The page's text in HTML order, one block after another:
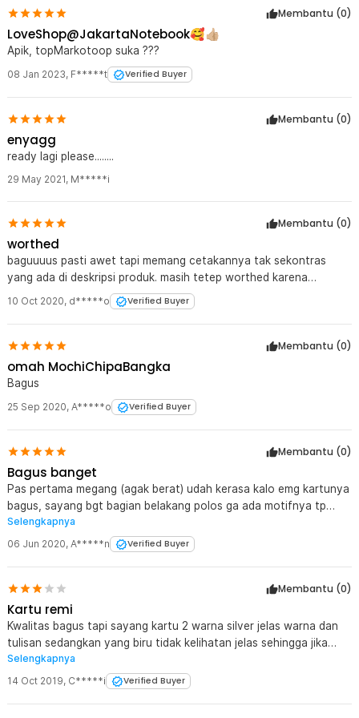
Membantu (0)
LoveShop@JakartaNotebook🥰👍🏼
Apik, topMarkotoop suka ???
08 Jan 2023, F*****t Verified Buyer
Membantu (0)
enyagg
ready lagi please........
29 May 2021, M*****i
Membantu (0)
worthed
baguuuus pasti awet tapi memang cetakannya tak sekontras
yang ada di deskripsi produk. masih tetep worthed karena
10 Oct 2020, d*****o Verified Buyer
Membantu (0)
omah MochiChipaBangka
Bagus
25 Sep 2020, A*****o Verified Buyer
Membantu (0)
Bagus banget
Pas pertama megang (agak berat) udah kerasa kalo emg kartunya
bagus, sayang bgt bagian belakang polos ga ada motifnya tp
karena harganya murah gpplah
Selengkapnya
06 Jun 2020, A*****n Verified Buyer
Membantu (0)
Kartu remi
Kwalitas bagus tapi sayang kartu 2 warna silver jelas warna dan
tulisan sedangkan yang biru tidak kelihatan jelas sehingga jika
bermain dengan cahaya kurang terang kartu tidak terlihat jelas
Selengkapnya
14 Oct 2019, C*****i Verified Buyer